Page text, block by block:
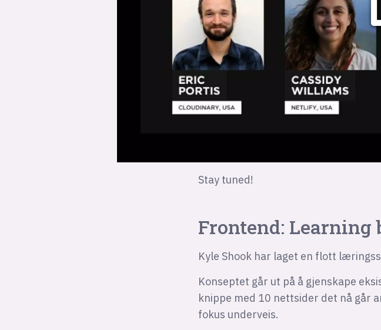
Stay tuned!
Frontend: Learning
Kyle Shook har laget en flott
Konseptet går ut på å gjenskape
knippe med 10 nettsider det nå går
fokus underveis.